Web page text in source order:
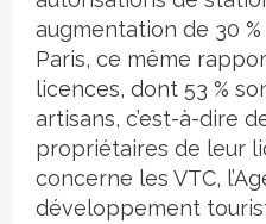
augmentation de 30
Paris, ce même
licences, dont 53 %
artisans, c’est-à-dire
propriétaires de leur
concerne les VTC,
développement